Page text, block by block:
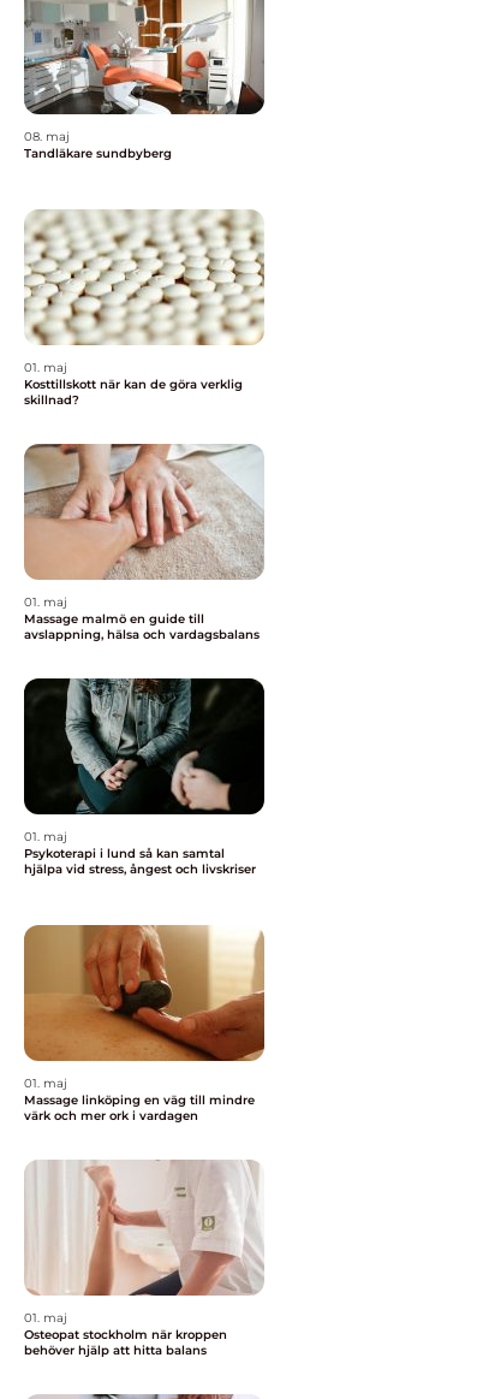
08. maj
Tandläkare sundbyberg
01. maj
Kosttillskott när kan de göra verklig
skillnad?
01. maj
Massage malmö en guide till
avslappning, hälsa och vardagsbalans
01. maj
Psykoterapi i lund så kan samtal
hjälpa vid stress, ångest och livskriser
01. maj
Massage linköping en väg till mindre
värk och mer ork i vardagen
01. maj
Osteopat stockholm när kroppen
behöver hjälp att hitta balans